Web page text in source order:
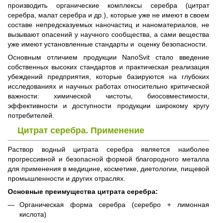
производить органические комплексы серебра (цитрат
серебра, малат серебра и др.), которые уже не имеют в своем
составе непредсказуемых наночастиц и наноматериалов, не
вызывают опасений у научного сообщества, а сами вещества
уже имеют установленные стандарты и оценку безопасности.
Основным отличием продукции NanoSvit стало введение
собственных высоких стандартов и практическая реализация
убеждений предприятия, которые базируются на глубоких
исследованиях и научных работах относительно критической
важности: химической чистоты, биосовместимости,
эффективности и доступности продукции широкому кругу
потребителей.
Цитрат серебра. Применение
Раствор водный цитрата серебра является наиболее
прогрессивной и безопасной формой благородного металла
для применения в медицине, косметике, диетологии, пищевой
промышленности и других отраслях.
Основные преимущества цитрата серебра:
Органическая форма серебра (серебро + лимонная
кислота)